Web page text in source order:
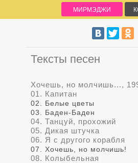
Тексты песен
Хочешь, но молчишь...,
01. Капитан
02. Белые цветы
03. Баден-Баден
04. Танцуй, прохожий
05. Дикая штучка
06. Я с другого корабля
07. Хочешь, но молчишь!
08. Колыбельная
МИРМЭДЖИ